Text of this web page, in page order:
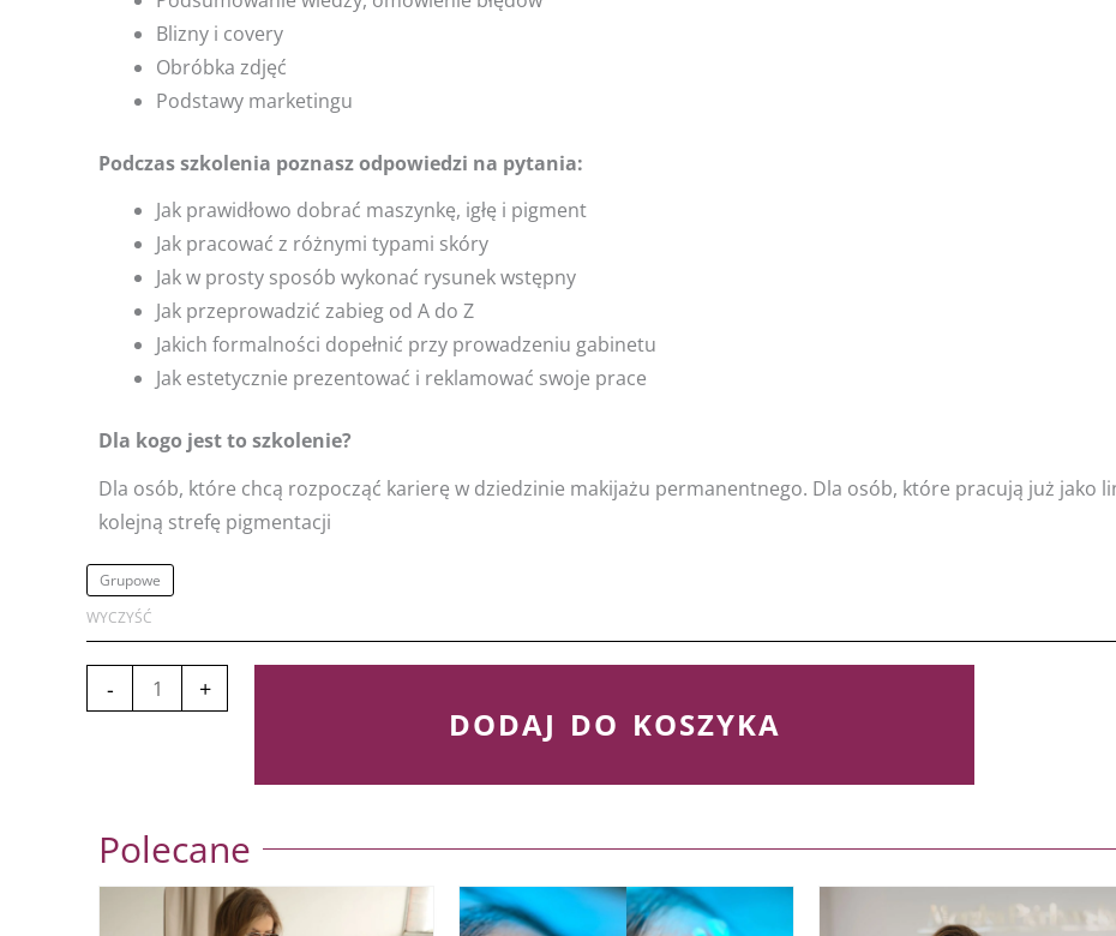
Blizny i covery
Obróbka zdjęć
Podstawy marketingu
Podczas szkolenia poznasz odpowiedzi na pytania:
Jak prawidłowo dobrać maszynkę, igłę i pigment
Jak pracować z różnymi typami skóry
Jak w prosty sposób wykonać rysunek wstępny
Jak przeprowadzić zabieg od A do Z
Jakich formalności dopełnić przy prowadzeniu gabinetu
Jak estetycznie prezentować i reklamować swoje prace
Dla kogo jest to szkolenie?
Dla osób, które chcą rozpocząć karierę w dziedzinie makijażu permanentnego. Dla osób, które pracują już jako
kolejną strefę pigmentacji
Grupowe
WYCZYŚĆ
-
ilość
BASIC
LIPS
–
3
+
DODAJ DO KOSZYKA
Polecane